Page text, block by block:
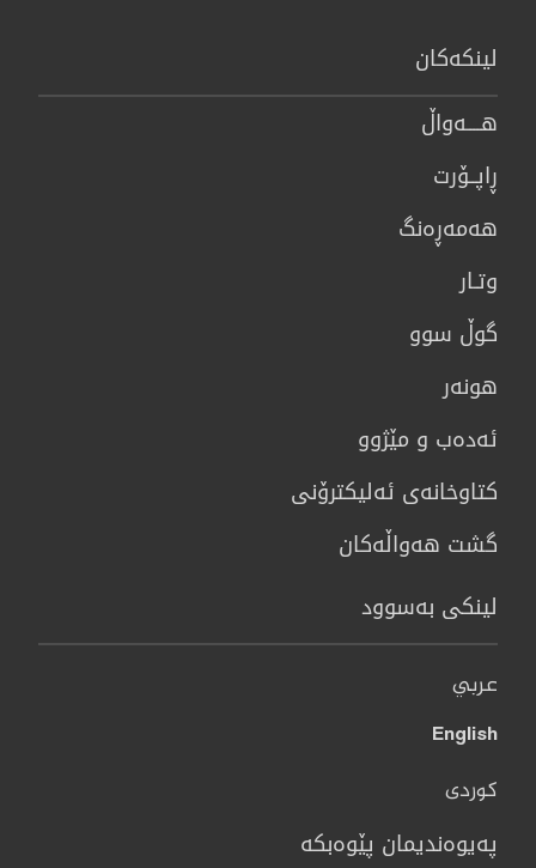
لینكەكان
هــــه‌واڵ
ڕاپــۆرت
هه‌مه‌ڕه‌نگ
وتـار
گوڵ سوو
هونه‌ر
ئەدەب و مێژوو
كتاوخانه‌ی ئه‌ليكترۆنی
گشت هەواڵەکان
لینکی بەسوود
عربي
English
کوردی
پەیوەندیمان پێوەبکە